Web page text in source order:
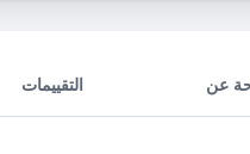
عن التقييمات